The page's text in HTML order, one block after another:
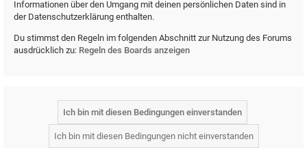
Informationen über den Umgang mit deinen persönlichen Daten sind in
der Datenschutzerklärung enthalten.
Du stimmst den Regeln im folgenden Abschnitt zur Nutzung des Forums
ausdrücklich zu: Regeln des Boards anzeigen